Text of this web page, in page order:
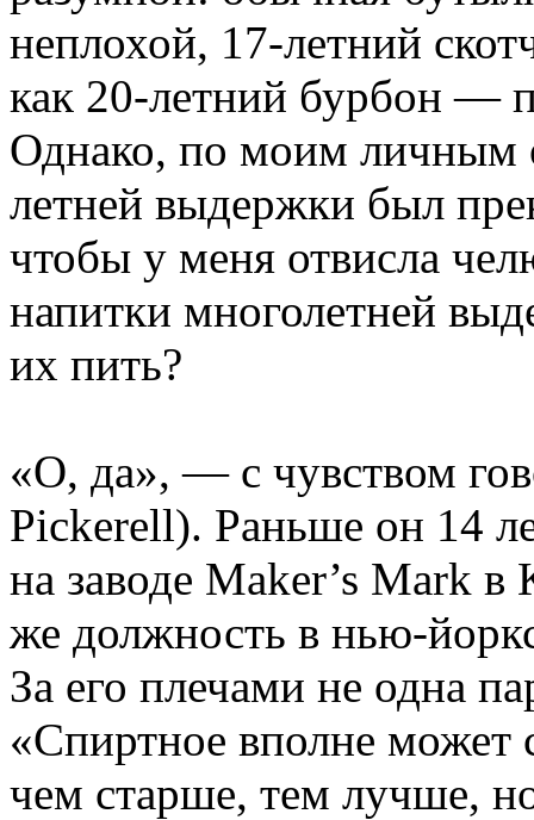
неплохой, 17-летний
как 20-летний бурбон —
Однако, по моим
летней выдержки был
чтобы у меня отвисла
напитки многолетней
их пить?
«О, да», — с чувством
Pickerell). Раньше он 14
на заводе Maker’s Mark в
же должность в нью-
За его плечами не одна
«Спиртное вполне может
чем старше, тем лучше,